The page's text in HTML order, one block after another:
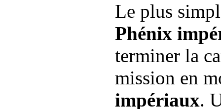
Le plus
Phénix
terminer la
mission en
impériaux.